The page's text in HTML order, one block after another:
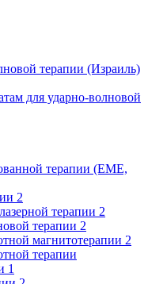
терапии (Израиль)
для ударно-волновой
терапии (EME,
2
терапии 2
терапии 2
магнитотерапии 2
терапии
1